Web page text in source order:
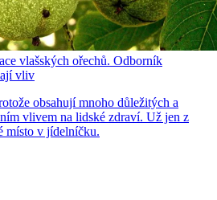
vlašských ořechů. Odborník
vliv
obsahují mnoho důležitých a
vlivem na lidské zdraví. Už jen z
místo v jídelníčku.